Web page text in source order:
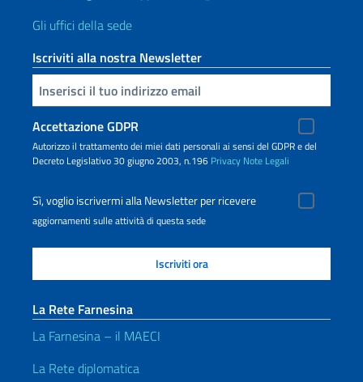
Gli uffici della sede
Iscriviti alla nostra Newsletter
Inserisci la tua email
Accettazione GDPR
Autorizzo il trattamento dei miei dati personali ai sensi del GDPR e del
Decreto Legislativo 30 giugno 2003, n.196 Privacy Note Legali
Sì, voglio iscrivermi alla Newsletter per ricevere
aggiornamenti sulle attività di questa sede
La Rete Farnesina
La Farnesina – il MAECI
La Rete diplomatica